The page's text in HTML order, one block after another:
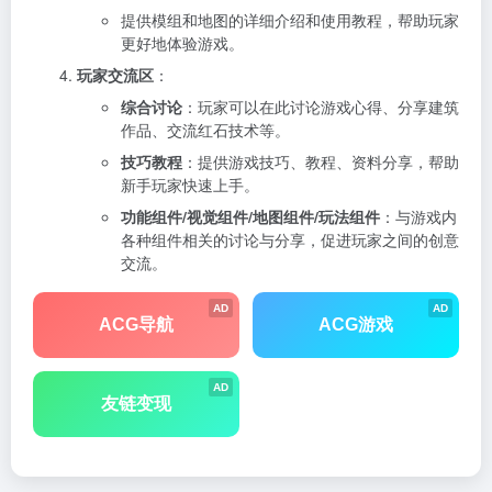
提供模组和地图的详细介绍和使用教程，帮助玩家
更好地体验游戏。
玩家交流区 ：
综合讨论 ：玩家可以在此讨论游戏心得、分享建筑
作品、交流红石技术等。
技巧教程 ：提供游戏技巧、教程、资料分享，帮助
新手玩家快速上手。
功能组件/视觉组件/地图组件/玩法组件 ：与游戏内
各种组件相关的讨论与分享，促进玩家之间的创意
交流。
AD
ACG导航
AD
ACG游戏
AD
友链变现